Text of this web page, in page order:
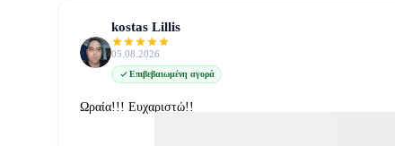
kostas Lillis
05.08.2026
Επιβεβαιωμένη αγορά
Ωραία!!! Ευχαριστώ!!